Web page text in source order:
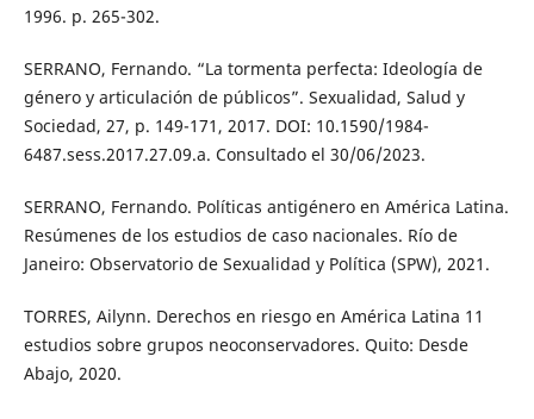
1996. p. 265-302.
SERRANO, Fernando. “La tormenta perfecta: Ideología de
género y articulación de públicos”. Sexualidad, Salud y
Sociedad, 27, p. 149-171, 2017. DOI: 10.1590/1984-
6487.sess.2017.27.09.a. Consultado el 30/06/2023.
SERRANO, Fernando. Políticas antigénero en América Latina.
Resúmenes de los estudios de caso nacionales. Río de
Janeiro: Observatorio de Sexualidad y Política (SPW), 2021.
TORRES, Ailynn. Derechos en riesgo en América Latina 11
estudios sobre grupos neoconservadores. Quito: Desde
Abajo, 2020.